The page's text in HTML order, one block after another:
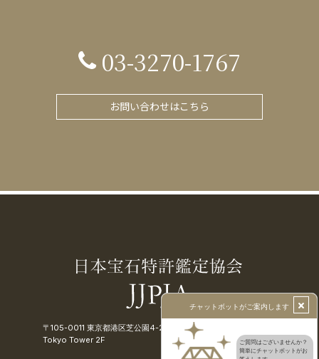
03-3270-1767
お問い合わせはこちら
〒105-0011 東京都港区芝公園4-2-8
Tokyo Tower 2F